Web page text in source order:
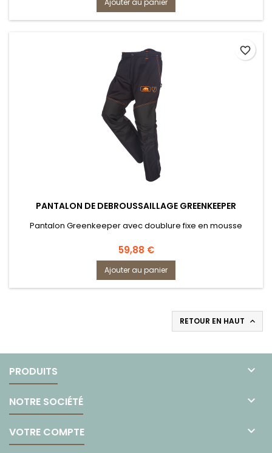
PANTALON DE DEBROUSSAILLAGE GREENKEEPER
Pantalon Greenkeeper avec doublure fixe en mousse
Prix
59,88 €
Ajouter au panier
favorite_border
RETOUR EN HAUT 
PRODUITS 
NOTRE SOCIÉTÉ 
VOTRE COMPTE 